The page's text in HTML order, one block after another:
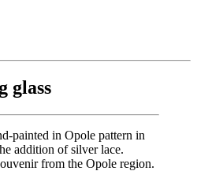
glass
painted in Opole pattern in
addition of silver lace.
from the Opole region.